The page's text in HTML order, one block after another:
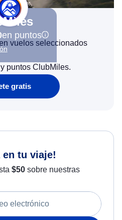
en puntos
vuelos seleccionados
puntos ClubMiles.
gratis
en tu viaje!
$50sobre nuestras